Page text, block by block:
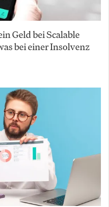
Geld bei Scalable
bei einer Insolvenz